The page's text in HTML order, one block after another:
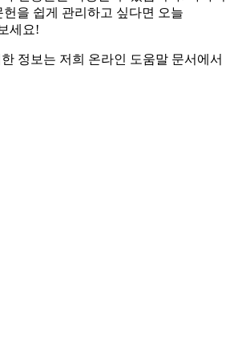
헌을 쉽게 관리하고 싶다면 오늘
세요!
정보는 저희 온라인 도움말 문서에서